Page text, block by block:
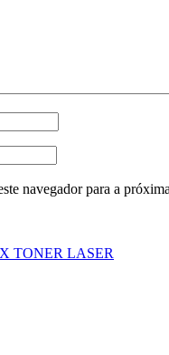
navegador para a
TONER LASER